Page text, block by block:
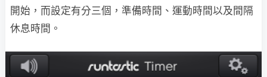
開始，而設定有分三個，準備時間、運動時間以及間隔
休息時間。